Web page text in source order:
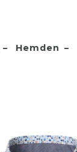
Hemden